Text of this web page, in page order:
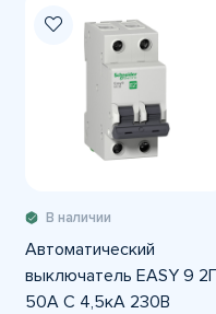
В наличии
Автоматический
выключатель EASY 9
50А С 4,5кА 230В